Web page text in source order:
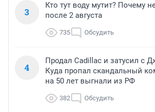
3
Кто тут воду мутит? Почему
после 2 августа
735 Обсудить
4
Продал Cadillac и затусил с
Куда пропал скандальный
на 50 лет выгнали из РФ
382 Обсудить